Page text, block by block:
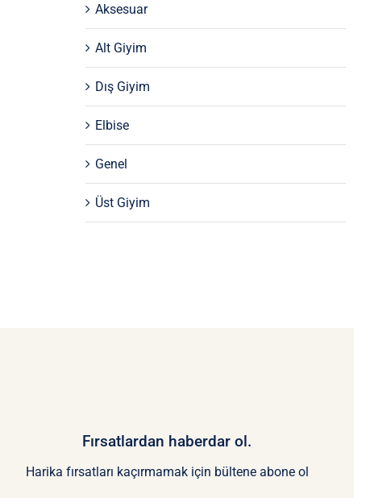
Aksesuar
Alt Giyim
Dış Giyim
Elbise
Genel
Üst Giyim
Fırsatlardan haberdar ol.
Harika fırsatları kaçırmamak için bültene abone ol